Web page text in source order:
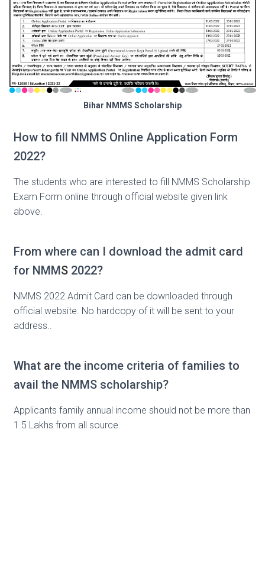
Bihar NMMS Scholarship
How to fill NMMS Online Application Form
2022?
The students who are interested to fill NMMS Scholarship
Exam Form online through official website given link
above.
From where can I download the admit card
for NMMS 2022?
NMMS 2022 Admit Card can be downloaded through
official website. No hardcopy of it will be sent to your
address..
What are the income criteria of families to
avail the NMMS scholarship?
Applicants family annual income should not be more than
1.5 Lakhs from all source.